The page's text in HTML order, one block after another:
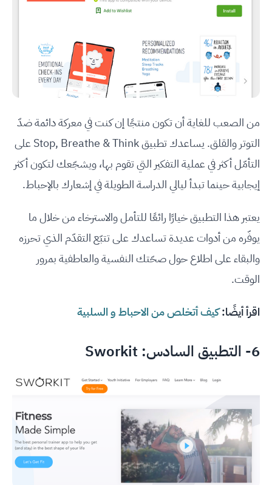
من الصعب للغاية أن تكون منتجًا إن كنت في معركة دائمة ضدّ
التوتر والقلق. يساعدك تطبيق Stop, Breathe & Think على
التأمّل أكثر في عملية التفكير التي تقوم بها، ويشجّعك لتكون أكثر
إيجابية حينما تبدأ ليالي الدراسة الطويلة في إشعارك بالإحباط.
يعتبر هذا التطبيق خيارًا رائعًا للتأمل والاسترخاء من خلال ما
يوفّره من أدوات عديدة تساعدك على تتبّع التقدّم الذي تحرزه
والبقاء على اطلاع حول صحّتك النفسية والعاطفية بمرور
الوقت.
اقرأ أيضًا:كيف أتخلص من الاحباط و السلبية
6- التطبيق السادس: Sworkit